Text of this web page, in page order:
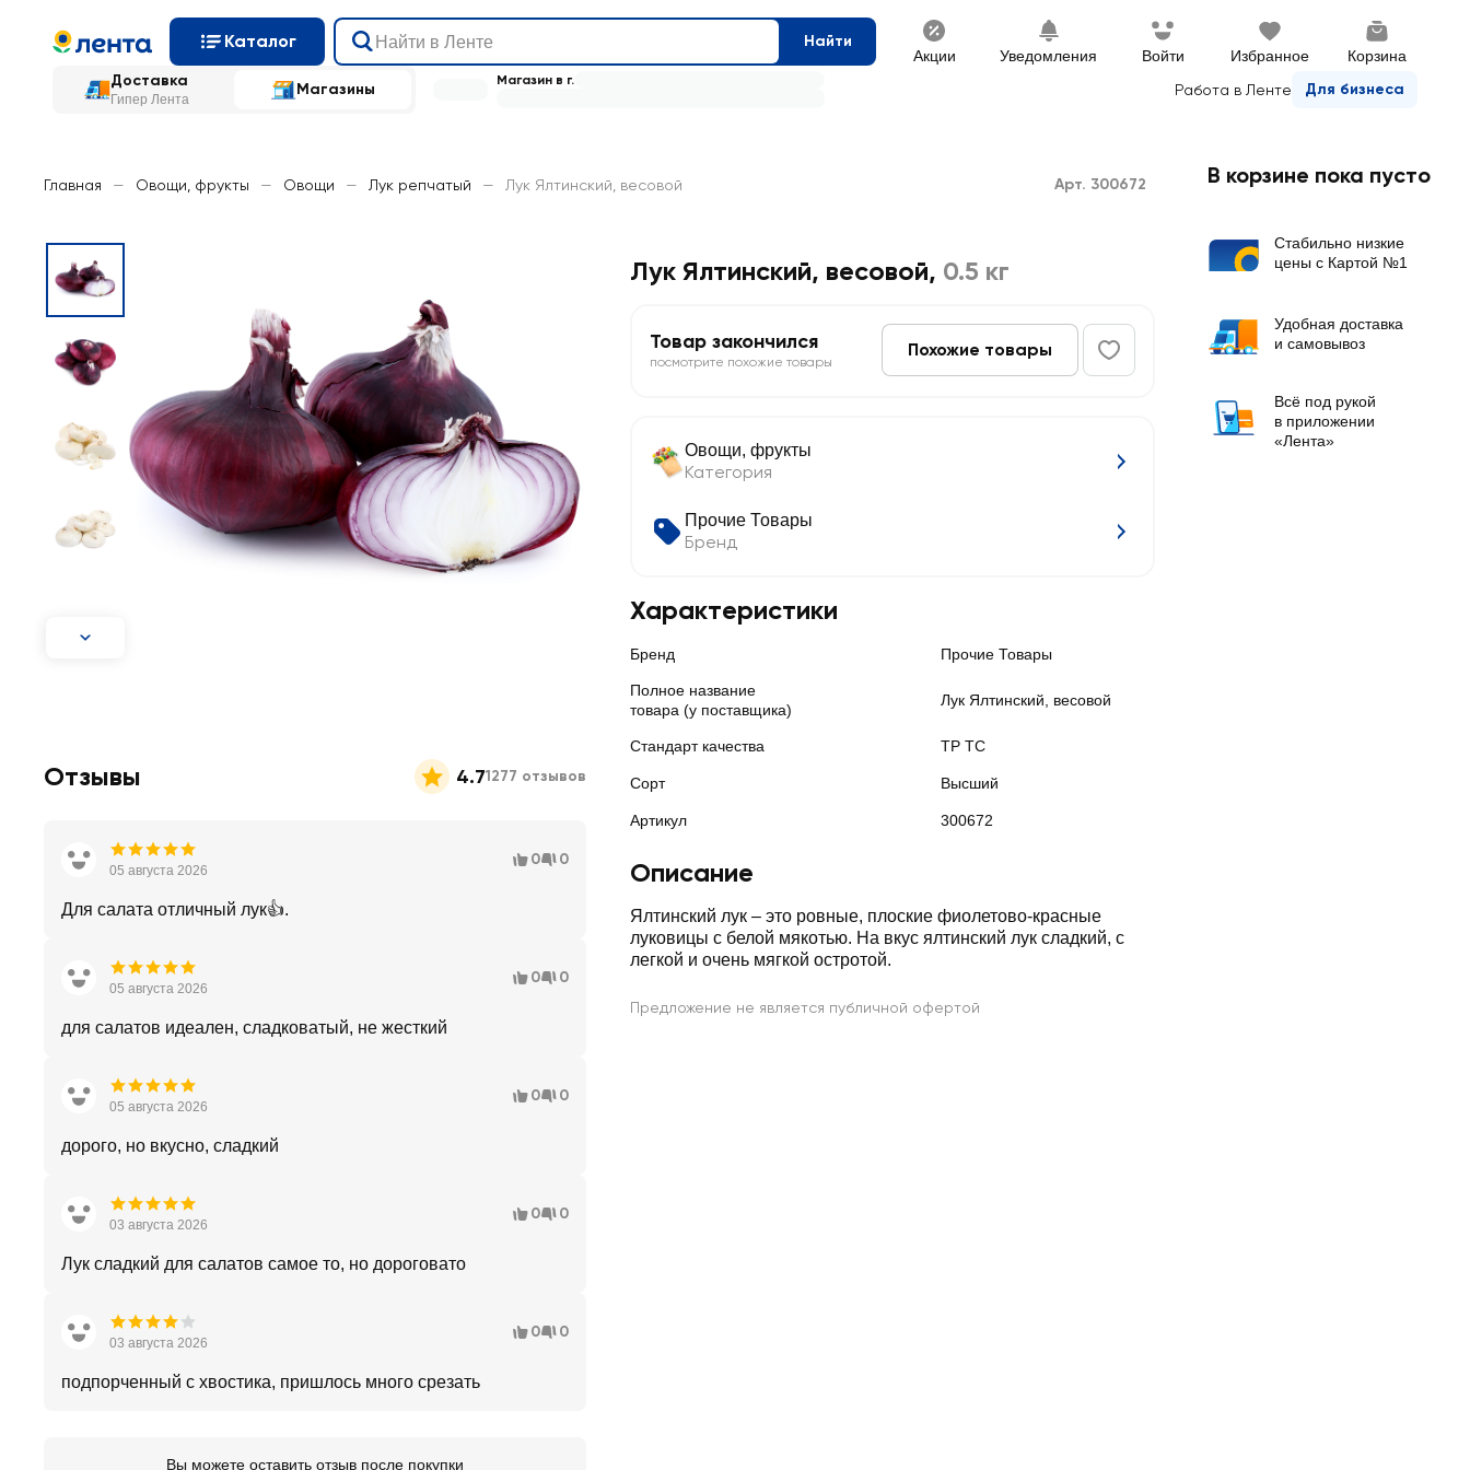
Каталог Найти
Акции Уведомления Войти Избранное Корзина
Доставка
Гипер Лента
Магазины Работа в Ленте Для бизнеса
Магазин в г.
Главная — Овощи, фрукты — Овощи — Лук репчатый — Лук Ялтинский, весовой Арт. 300672
Лук Ялтинский, весовой, 0.5 кг
Товар закончился
посмотрите похожие товары
Похожие товары
Овощи, фрукты
Категория
Прочие Товары
Бренд
Характеристики
Бренд Прочие Товары
Полное название
товара (у поставщика)
Лук Ялтинский, весовой
Стандарт качества ТР ТС
Сорт Высший
Артикул 300672
Описание
Ялтинский лук – это ровные, плоские фиолетово-красные
луковицы с белой мякотью. На вкус ялтинский лук сладкий, с
легкой и очень мягкой остротой.
Предложение не является публичной офертой
Отзывы 4.71277 отзывов
05 августа 2026
0 0
Для салата отличный лук👍.
05 августа 2026
0 0
для салатов идеален, сладковатый, не жесткий
05 августа 2026
0 0
дорого, но вкусно, сладкий
03 августа 2026
0 0
Лук сладкий для салатов самое то, но дороговато
03 августа 2026
0 0
подпорченный с хвостика, пришлось много срезать
Вы можете оставить отзыв после покупки
В корзине пока пусто
Стабильно низкие
цены с Картой №1
Удобная доставка
и самовывоз
Всё под рукой
в приложении
«Лента»